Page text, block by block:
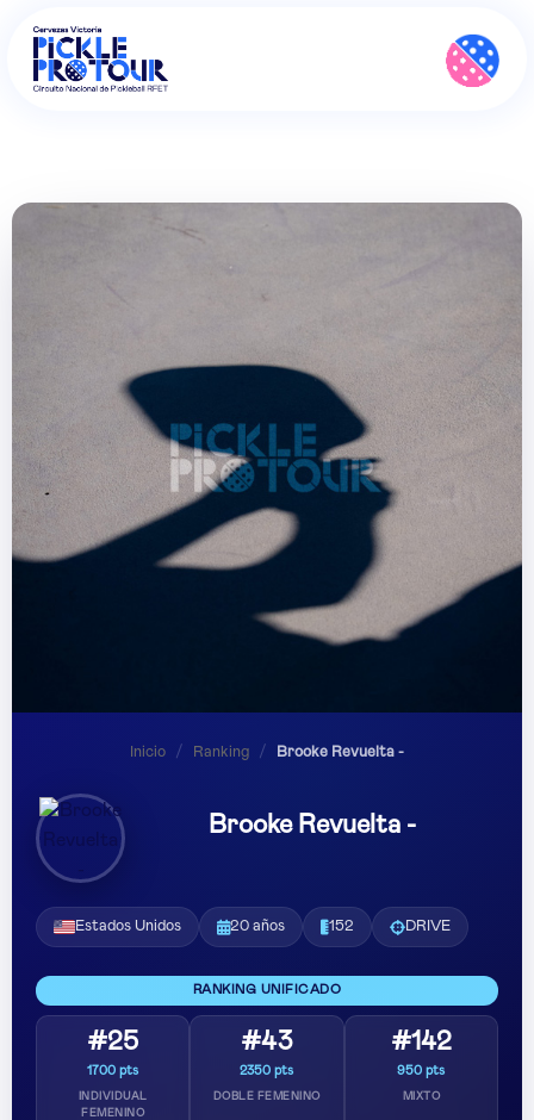
Inicio / Ranking / Brooke Revuelta -
Brooke Revuelta -
Estados Unidos 20 años 152 DRIVE
RANKING UNIFICADO
#25
1700 pts
INDIVIDUAL
FEMENINO
#43
2350 pts
DOBLE FEMENINO
#142
950 pts
MIXTO